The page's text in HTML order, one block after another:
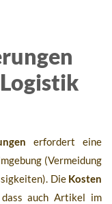
erfordert eine
(Vermeidung
Die Kosten
auch Artikel im